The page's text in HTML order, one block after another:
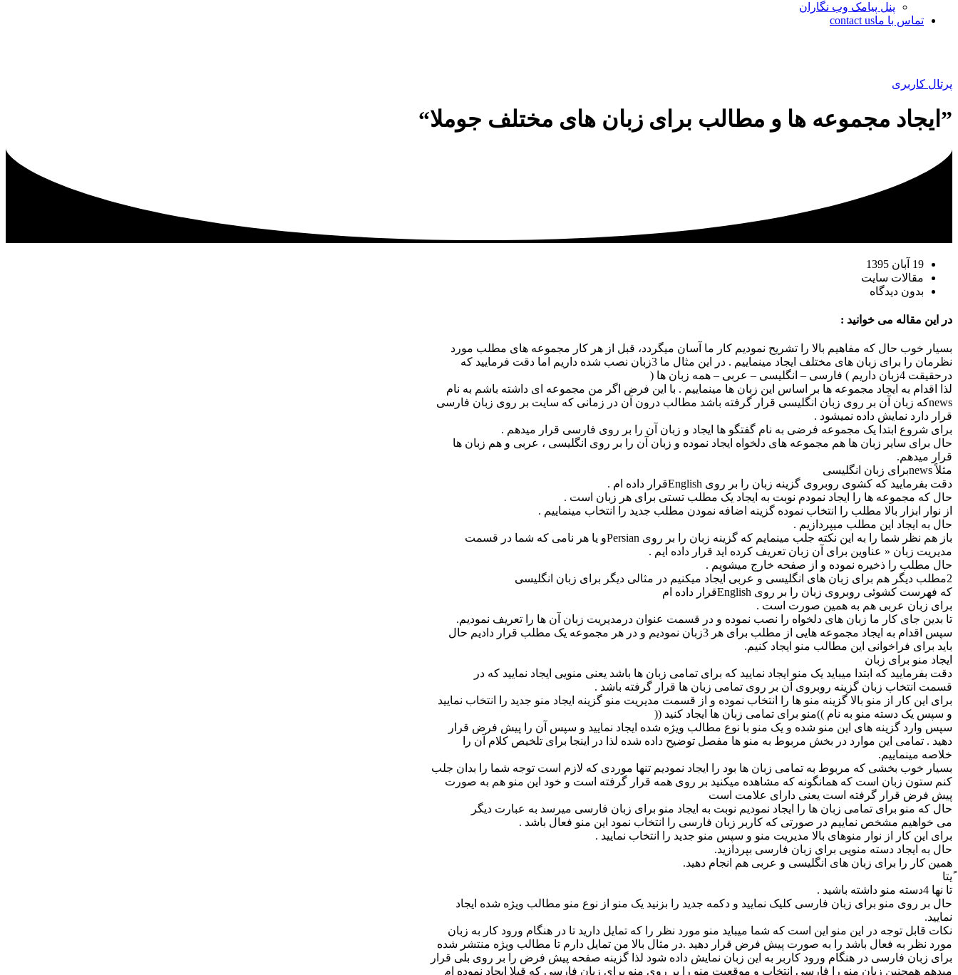
پنل پیامک وب نگاران
تماس با ماcontact us
پرتال کاربری
”ایجاد مجموعه ها و مطالب برای زبان های مختلف جوملا“
19 آبان 1395
مقالات سایت
بدون دیدگاه
در این مقاله می خوانید :
بسیار خوب حال که مفاهیم بالا را تشریح نمودیم کار ما آسان میگردد، قبل از هر کار مجموعه های مطلب مورد
نظرمان را برای زبان های مختلف ایجاد مینماییم . در این مثال ما 3زبان نصب شده داریم اما دقت فرمایید که
درحقیقت 4زبان داریم ) فارسی – انگلیسی – عربی – همه زبان ها (
لذا اقدام به ایجاد مجموعه ها بر اساس این زبان ها مینماییم . با این فرض اگر من مجموعه ای داشته باشم به نام
newsکه زبان آن بر روی زبان انگلیسی قرار گرفته باشد مطالب درون آن در زمانی که سایت بر روی زبان فارسی
قرار دارد نمایش داده نمیشود .
برای شروع ابتدا یک مجموعه فرضی به نام گفتگو ها ایجاد و زبان آن را بر روی فارسی قرار میدهم .
حال برای سایر زبان ها هم مجموعه های دلخواه ایجاد نموده و زبان آن را بر روی انگلیسی ، عربی و هم زبان ها
قرار میدهم.
مثلاً newsبرای زبان انگلیسی
دقت بفرمایید که کشوی روبروی گزینه زبان را بر روی Englishقرار داده ام .
حال که مجموعه ها را ایجاد نمودم نوبت به ایجاد یک مطلب تستی برای هر زبان است .
از نوار ابزار بالا مطلب را انتخاب نموده گزینه اضافه نمودن مطلب جدید را انتخاب مینماییم .
حال به ایجاد این مطلب میپردازیم .
باز هم نظر شما را به این نکته جلب مینمایم که گزینه زبان را بر روی Persianو یا هر نامی که شما در قسمت
مدیریت زبان « عناوین برای آن زبان تعریف کرده اید قرار داده ایم .
حال مطلب را ذخیره نموده و از صفحه خارج میشویم .
2مطلب دیگر هم برای زبان های انگلیسی و عربی ایجاد میکنیم در مثالی دیگر برای زبان انگلیسی
که فهرست کشوئی روبروی زبان را بر روی Englishقرار داده ام
برای زبان عربی هم به همین صورت است .
تا بدین جای کار ما زبان های دلخواه را نصب نموده و در قسمت عنوان درمدیریت زبان آن ها را تعریف نمودیم.
سپس اقدام به ایجاد مجموعه هایی از مطلب برای هر 3زبان نمودیم و در هر مجموعه یک مطلب قرار دادیم حال
باید برای فراخوانی این مطالب منو ایجاد کنیم.
ایجاد منو برای زبان
دقت بفرمایید که ابتدا میباید یک منو ایجاد نمایید که برای تمامی زبان ها باشد یعنی منویی ایجاد نمایید که در
قسمت انتخاب زبان گزینه روبروی آن بر روی تمامی زبان ها قرار گرفته باشد .
برای این کار از منو بالا گزینه منو ها را انتخاب نموده و از قسمت مدیریت منو گزینه ایجاد منو جدید را انتخاب نمایید
و سپس یک دسته منو به نام ))منو برای تمامی زبان ها ایجاد کنید ((
سپس وارد گزینه های این منو شده و یک منو با نوع مطالب ویژه شده ایجاد نمایید و سپس آن را پیش فرض قرار
دهید . تمامی این موارد در بخش مربوط به منو ها مفصل توضیح داده شده لذا در اینجا برای تلخیص کلام آن را
خلاصه مینماییم.
بسیار خوب بخشی که مربوط به تمامی زبان ها بود را ایجاد نمودیم تنها موردی که لازم است توجه شما را بدان جلب
کنم ستون زبان است که همانگونه که مشاهده میکنید بر روی همه قرار گرفته است و خود این منو هم به صورت
پیش فرض قرار گرفته است یعنی دارای علامت است
حال که منو برای تمامی زبان ها را ایجاد نمودیم نوبت به ایجاد منو برای زبان فارسی میرسد به عبارت دیگر
می خواهیم مشخص نماییم در صورتی که کاربر زبان فارسی را انتخاب نمود این منو فعال باشد .
برای این کار از نوار منوهای بالا مدیریت منو و سپس منو جدید را انتخاب نمایید .
حال به ایجاد دسته منویی برای زبان فارسی بپردازید.
همین کار را برای زبان های انگلیسی و عربی هم انجام دهید.
ًیتا
تا نها 4دسته منو داشته باشید .
حال بر روی منو برای زبان فارسی کلیک نمایید و دکمه جدید را بزنید یک منو از نوع منو مطالب ویژه شده ایجاد
نمایید.
نکات قابل توجه در این منو این است که شما میباید منو مورد نظر را که تمایل دارید تا در هنگام ورود کار به زبان
مورد نظر به فعال باشد را به صورت پیش فرض قرار دهید .در مثال بالا من تمایل دارم تا مطالب ویژه منتشر شده
برای زبان فارسی در هنگام ورود کاربر به این زبان نمایش داده شود لذا گزینه صفحه پیش فرض را بر روی بلی قرار
میدهم همچنین زبان منو را فارسی انتخاب و موقعیت منو را بر روی منو برای زبان فارسی که قبلا ایجاد نموده ام